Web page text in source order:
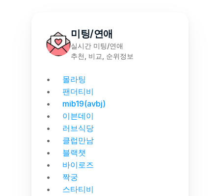
미팅/연애
실시간 미팅/연애
추천, 비교, 순위정보
몰라팅
팬더티비
mib19(avbj)
이븐데이
러브식당
클럽만남
블랙챗
바이로즈
짝궁
스타티비